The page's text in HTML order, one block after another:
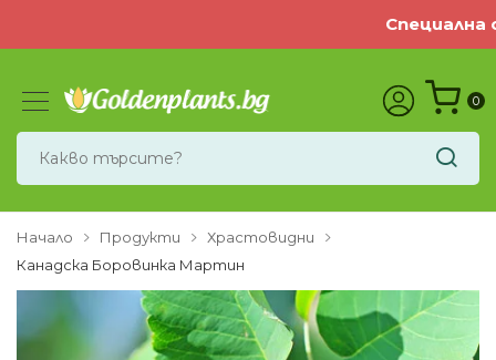
Специална
0
Начало Продукти
Храстовидни
Канадска Боровинка Мартин